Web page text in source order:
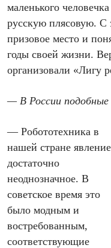
маленького
русскую плясовую. С
призовое место и
годы своей жизни.
организовали «Лигу
— В России подобные
— Робототехника в
нашей стране явление
достаточно
неоднозначное. В
советское время это
было модным и
востребованным,
соответствующие